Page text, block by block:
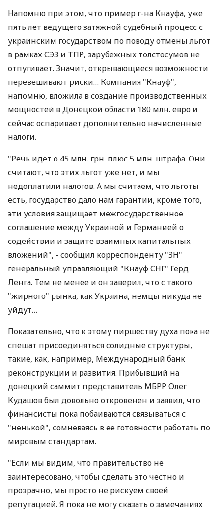
Напомню при этом, что пример г-на Кнауфа, уже
пять лет ведущего затяжной судебный процесс с
украинским государством по поводу отмены льгот
в рамках СЭЗ и ТПР, зарубежных толстосумов не
отпугивает. Значит, открывающиеся возможности
перевешивают риски… Компания "Кнауф",
напомню, вложила в создание производственных
мощностей в Донецкой области 180 млн. евро и
сейчас оспаривает дополнительно начисленные
налоги.
"Речь идет о 45 млн. грн. плюс 5 млн. штрафа. Они
считают, что этих льгот уже нет, и мы
недоплатили налогов. А мы считаем, что льготы
есть, государство дало нам гарантии, кроме того,
эти условия защищает межгосударственное
соглашение между Украиной и Германией о
содействии и защите взаимных капитальных
вложений", - сообщил корреспонденту "ЗН"
генеральный управляющий "Кнауф СНГ" Герд
Ленга. Тем не менее и он заверил, что с такого
"жирного" рынка, как Украина, немцы никуда не
уйдут…
Показательно, что к этому пиршеству духа пока не
спешат присоединяться солидные структуры,
такие, как, например, Международный банк
реконструкции и развития. Прибывший на
донецкий саммит представитель МБРР Олег
Кудашов был довольно откровенен и заявил, что
финансисты пока побаиваются связываться с
"ненькой", сомневаясь в ее готовности работать по
мировым стандартам.
"Если мы видим, что правительство не
заинтересовано, чтобы сделать это честно и
прозрачно, мы просто не рискуем своей
репутацией. Я пока не могу сказать о замечаниях